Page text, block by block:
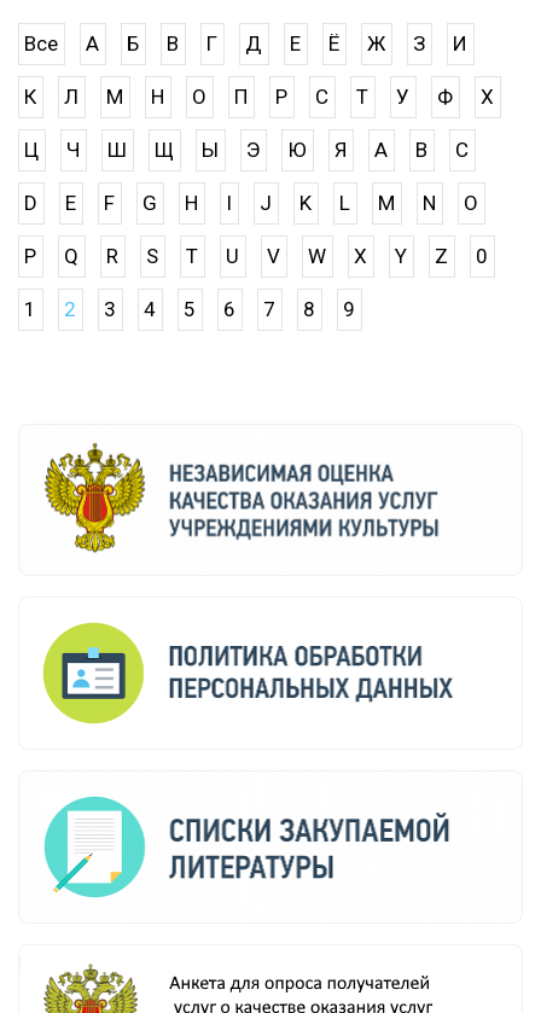
Все А Б В Г Д Е Ё Ж З И
К Л М Н О П Р С Т У Ф Х
Ц Ч Ш Щ Ы Э Ю Я A B C
D E F G H I J K L M N O
P Q R S T U V W X Y Z 0
1 2 3 4 5 6 7 8 9